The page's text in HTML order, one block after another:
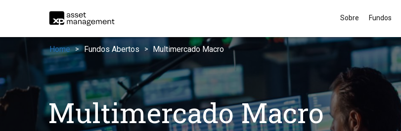
Sobre Fundos
Multimercado Macro
Home > Fundos Abertos > Multimercado Macro